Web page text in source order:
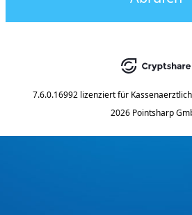
7.6.0.16992 lizenziert für
2026 Pointsharp